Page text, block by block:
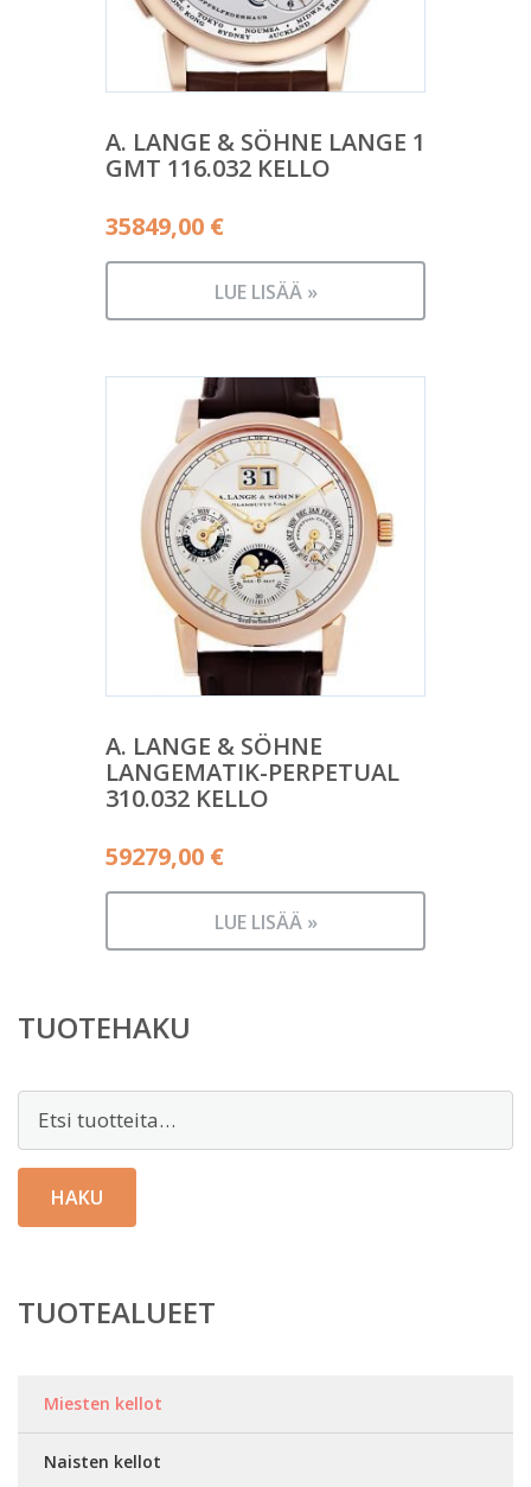
A. LANGE & SÖHNE LANGE 1
GMT 116.032 KELLO
35849,00 €
LUE LISÄÄ »
A. LANGE & SÖHNE
LANGEMATIK-PERPETUAL
310.032 KELLO
59279,00 €
LUE LISÄÄ »
TUOTEHAKU
Etsi:
HAKU
TUOTEALUEET
Miesten kellot
Naisten kellot